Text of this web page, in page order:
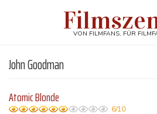
VON FILMFANS, FÜR
John Goodman
Atomic Blonde
6/10